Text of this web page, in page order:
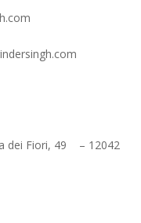
dei Fiori, 49 – 12042